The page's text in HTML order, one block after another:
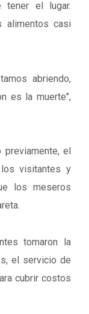
tener el lugar.
alimentos casi
abriendo,
es la muerte",
el
los visitantes y
los meseros
tomaron la
el servicio de
cubrir costos